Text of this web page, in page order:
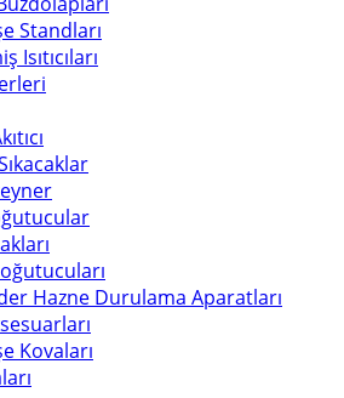
Standları
Isıtıcıları
Hazne Durulama Aparatları
Kovaları